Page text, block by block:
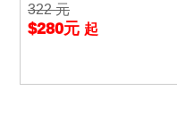
搭配防護鞋安全鞋墊 重
量訓練增重鞋墊
322 元
$280元 起